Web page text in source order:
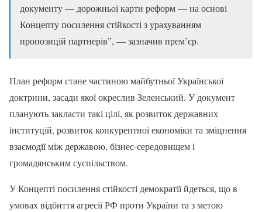
документу — дорожньої карти реформ — на основі
Концепту посилення стійкості з урахуванням
пропозицій партнерів”, — зазначив прем’єр.
План реформ стане частиною майбутньої Української
доктрини, засади якої окреслив Зеленський. У документ
планують закласти такі цілі, як розвиток державних
інституцій, розвиток конкурентної економіки та зміцнення
взаємодії між державою, бізнес-середовищем і
громадянським суспільством.
У Концепті посилення стійкості демократії йдеться, що в
умовах відбиття агресії РФ проти України та з метою